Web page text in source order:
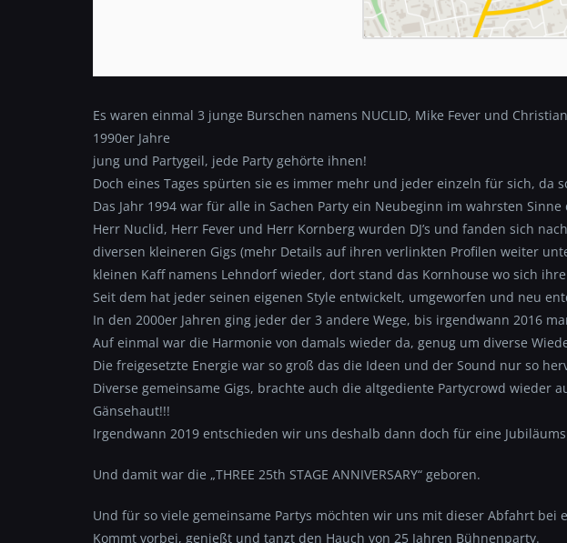
Es waren einmal 3 junge Burschen namens NUCLID, Mike Fever und
1990er Jahre
jung und Partygeil, jede Party gehörte ihnen!
Doch eines Tages spürten sie es immer mehr und jeder einzeln für sich, da
Das Jahr 1994 war für alle in Sachen Party ein Neubeginn im wahrsten Sinne
Herr Nuclid, Herr Fever und Herr Kornberg wurden DJ’s und fanden sich nach
diversen kleineren Gigs (mehr Details auf ihren verlinkten Profilen weiter
kleinen Kaff namens Lehndorf wieder, dort stand das Kornhouse wo sich
Seit dem hat jeder seinen eigenen Style entwickelt, umgeworfen und neu
In den 2000er Jahren ging jeder der 3 andere Wege, bis irgendwann 2016
Auf einmal war die Harmonie von damals wieder da, genug um diverse
Die freigesetzte Energie war so groß das die Ideen und der Sound nur so
Diverse gemeinsame Gigs, brachte auch die altgediente Partycrowd wieder
Gänsehaut!!!
Irgendwann 2019 entschieden wir uns deshalb dann doch für eine
Und damit war die „THREE 25th STAGE ANNIVERSARY“ geboren.
Und für so viele gemeinsame Partys möchten wir uns mit dieser Abfahrt bei
Kommt vorbei, genießt und tanzt den Hauch von 25 Jahren Bühnenparty.